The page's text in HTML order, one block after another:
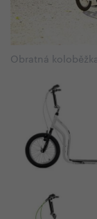
Obratná